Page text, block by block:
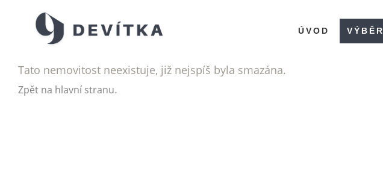
ÚVOD
Tato nemovitost neexistuje, již nejspíš byla smazána.
Zpět na hlavní stranu.